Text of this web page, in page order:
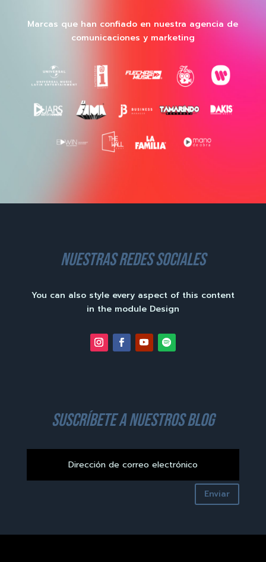
Marcas que han confiado en nuestra agencia de
comunicaciones y marketing
nuestras redes sociales
You can also style every aspect of this content
in the module Design
suscríbete a nuestros blog
Enviar